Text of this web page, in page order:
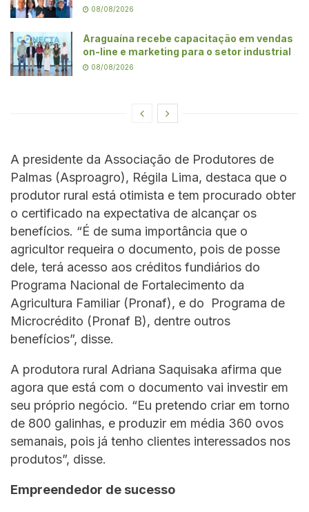
08/08/2026
Araguaína recebe capacitação em vendas
on-line e marketing para o setor industrial
08/08/2026
A presidente da Associação de Produtores de
Palmas (Asproagro), Régila Lima, destaca que o
produtor rural está otimista e tem procurado obter
o certificado na expectativa de alcançar os
benefícios. “É de suma importância que o
agricultor requeira o documento, pois de posse
dele, terá acesso aos créditos fundiários do
Programa Nacional de Fortalecimento da
Agricultura Familiar (Pronaf), e do Programa de
Microcrédito (Pronaf B), dentre outros
benefícios”, disse.
A produtora rural Adriana Saquisaka afirma que
agora que está com o documento vai investir em
seu próprio negócio. “Eu pretendo criar em torno
de 800 galinhas, e produzir em média 360 ovos
semanais, pois já tenho clientes interessados nos
produtos”, disse.
Empreendedor de sucesso